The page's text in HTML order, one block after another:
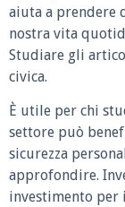
aiuta a prendere
nostra vita
Studiare gli
civica.
È utile per chi
settore può
sicurezza
approfondire.
investimento